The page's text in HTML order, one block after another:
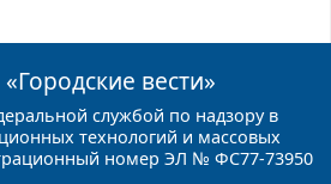
«Городские вести»
службой по надзору в
технологий и массовых
номер ЭЛ № ФС77-73950